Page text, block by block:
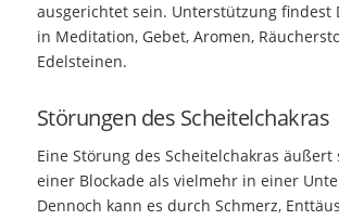
ausgerichtet sein. Unterstützung findest
in Meditation, Gebet, Aromen,
Edelsteinen.
Störungen des Scheitelchakras
Eine Störung des Scheitelchakras
einer Blockade als vielmehr in einer
Dennoch kann es durch Schmerz,